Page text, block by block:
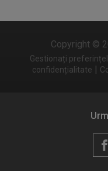
Copyright ©
Gestionați
confidențialitate |